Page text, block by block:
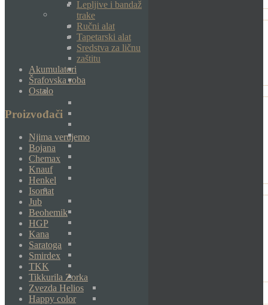
Lepljive i bandaž
trake
Ručni alat
Tapetarski alat
Sredstva za ličnu
zaštitu
Akumulatori
Šrafovska roba
Ostalo
Proizvođači
Njima verujemo
Bojana
Chemax
Knauf
Henkel
Isomat
Jub
Beohemik
HGP
Kana
Saratoga
Smirdex
TKK
Tikkurila Zorka
Zvezda Helios
Happy color